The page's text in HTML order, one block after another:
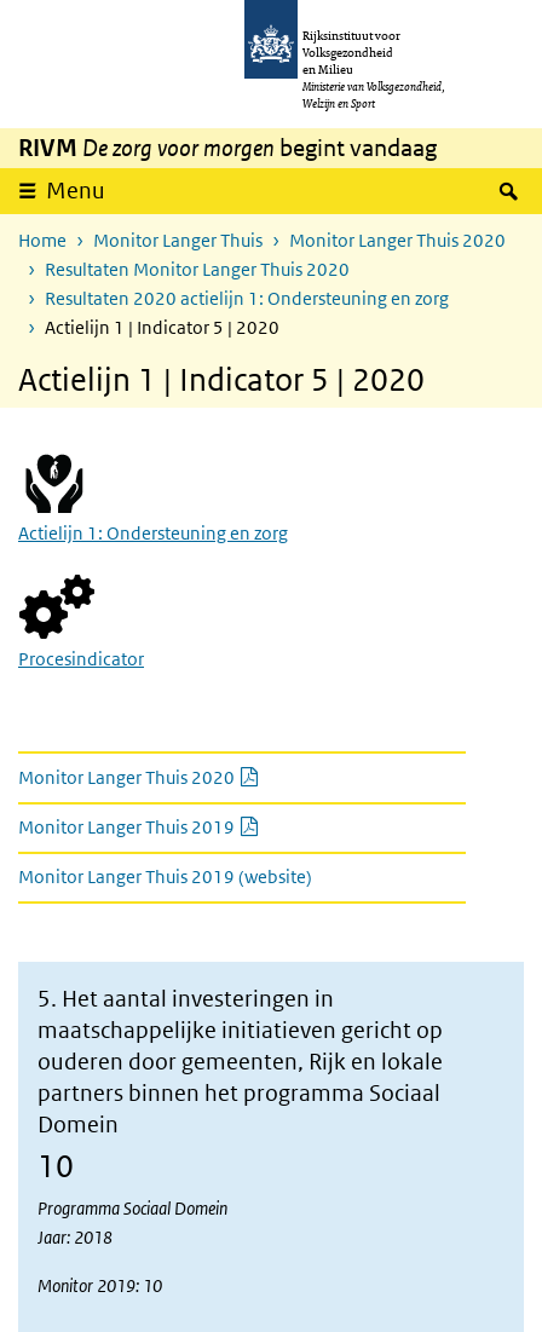
Overslaan en naar de inhoud gaan
Rijksinstituut voor
Volksgezondheid
en Milieu
Ministerie van Volksgezondheid,
Welzijn en Sport
RIVM De zorg voor morgen begint vandaag
Menu
Home Monitor Langer Thuis
Monitor Langer Thuis 2020
Resultaten Monitor Langer Thuis 2020
Resultaten 2020 actielijn 1: Ondersteuning en zorg
Actielijn 1 | Indicator 5 | 2020
Actielijn 1 | Indicator 5 | 2020
5. Het aantal investeringen in
maatschappelijke initiatieven gericht op
ouderen door gemeenten, Rijk en lokale
partners binnen het programma Sociaal
Domein
10
Programma Sociaal Domein
Jaar: 2018
Monitor 2019: 10
Actielijn 1: Ondersteuning en zorg
Procesindicator
Link naar kamerbrief en monitor
Monitor Langer Thuis 2020
Monitor Langer Thuis 2019
Monitor Langer Thuis 2019 (website)